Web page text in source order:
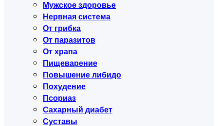
Мужское здоровье
Нервная система
От грибка
От паразитов
От храпа
Пищеварение
Повышение либидо
Похудение
Псориаз
Сахарный диабет
Суставы